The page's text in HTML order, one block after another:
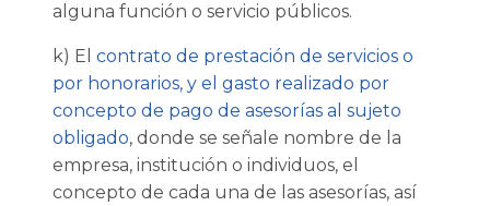
alguna función o servicio públicos.
k) El contrato de prestación de servicios o
por honorarios, y el gasto realizado por
concepto de pago de asesorías al sujeto
obligado, donde se señale nombre de la
empresa, institución o individuos, el
concepto de cada una de las asesorías, así